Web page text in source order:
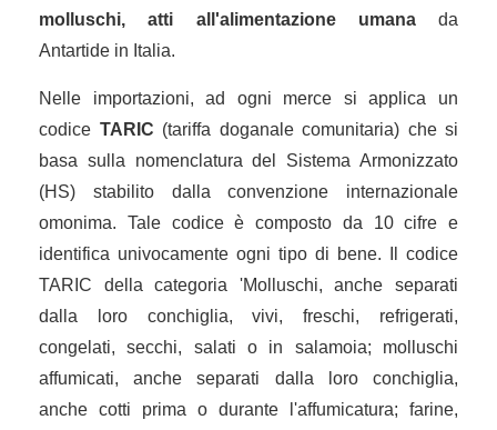
molluschi, atti all'alimentazione umanada
Antartide in Italia.
Nelle importazioni, ad ogni merce si applica un
codice TARIC (tariffa doganale comunitaria) che si
basa sulla nomenclatura del Sistema Armonizzato
(HS) stabilito dalla convenzione internazionale
omonima. Tale codice è composto da 10 cifre e
identifica univocamente ogni tipo di bene. Il codice
TARIC della categoria 'Molluschi, anche separati
dalla loro conchiglia, vivi, freschi, refrigerati,
congelati, secchi, salati o in salamoia; molluschi
affumicati, anche separati dalla loro conchiglia,
anche cotti prima o durante l'affumicatura; farine,